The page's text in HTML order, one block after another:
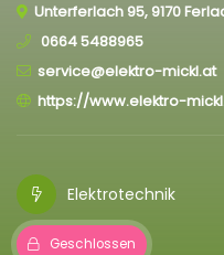
Unterferlach 95, 9170
0664 5488965
service@elektro-mickl.at
https://www.elektro-
Elektrotechnik
Geschlossen